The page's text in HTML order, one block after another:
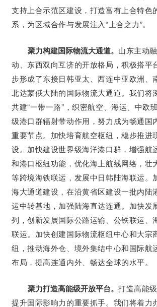
支持上合示范区建设，打造富有上合特色
系，为区域合作与发展注入“上合之力”。
聚力构建国际物流大通道。 山东主动
动、东西双向互济的开放格局，积极搭平
步形成了东接日韩亚太、西连中亚欧洲、
北达蒙俄大陆的国际物流大通道。我们将
共建“一带一路”，织密航空、海运、中欧
级港口群辐射带动作用，努力成为畅通国
重要节点。加快培育航空枢纽，稳步推进
设。加快建设世界级海洋港口群，增强航
和港口枢纽功能，优化海上航线网络，壮
等跨境海铁联运，发展中日韩陆海联运。
海大通道建设，在沿黄省区建设一批内陆
运中转基地，加强陆海直达连通。加快发
列，创新发展国际公路运输、公铁联运、
联运。加快创建国际物流枢纽中心和大宗
纽，推动海外仓、境外集结中心和国际航
布局，提高连通内外、畅达全球的水平。
聚力打造高能级开放平台。 打造高能
提升国际影响力的重要抓手。我们将着力